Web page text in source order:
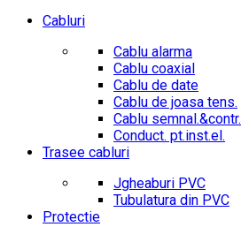
Cabluri
Cablu alarma
Cablu coaxial
Cablu de date
Cablu de joasa tens.
Cablu semnal.&contr.
Conduct. pt.inst.el.
Trasee cabluri
Jgheaburi PVC
Tubulatura din PVC
Protectie